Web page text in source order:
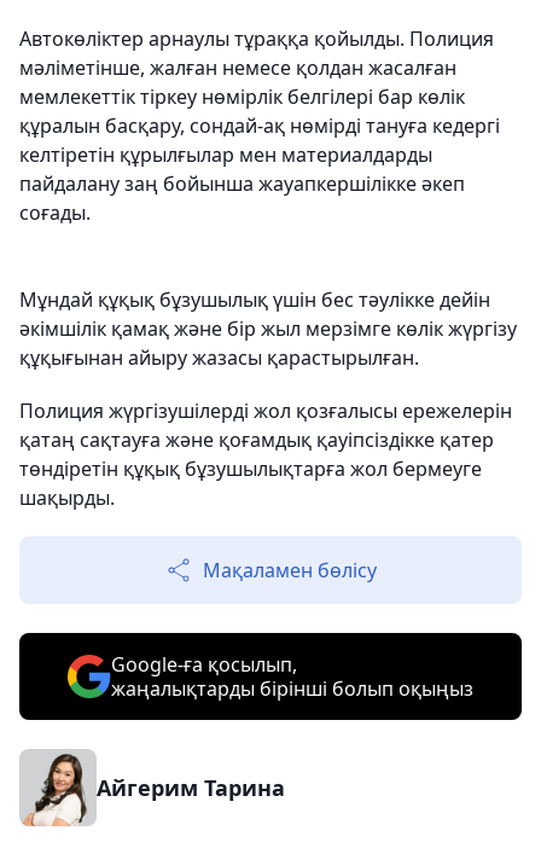
Автокөліктер арнаулы тұраққа қойылды. Полиция
мәліметінше, жалған немесе қолдан жасалған
мемлекеттік тіркеу нөмірлік белгілері бар көлік
құралын басқару, сондай-ақ нөмірді тануға кедергі
келтіретін құрылғылар мен материалдарды
пайдалану заң бойынша жауапкершілікке әкеп
соғады.
Мұндай құқық бұзушылық үшін бес тәулікке дейін
әкімшілік қамақ және бір жыл мерзімге көлік жүргізу
құқығынан айыру жазасы қарастырылған.
Полиция жүргізушілерді жол қозғалысы ережелерін
қатаң сақтауға және қоғамдық қауіпсіздікке қатер
төндіретін құқық бұзушылықтарға жол бермеуге
шақырды.
Мақаламен бөлісу
Google-ға қосылып,
жаңалықтарды бірінші болып оқыңыз
Айгерим Тарина